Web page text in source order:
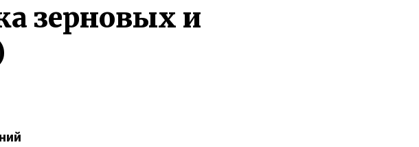
зерновых и